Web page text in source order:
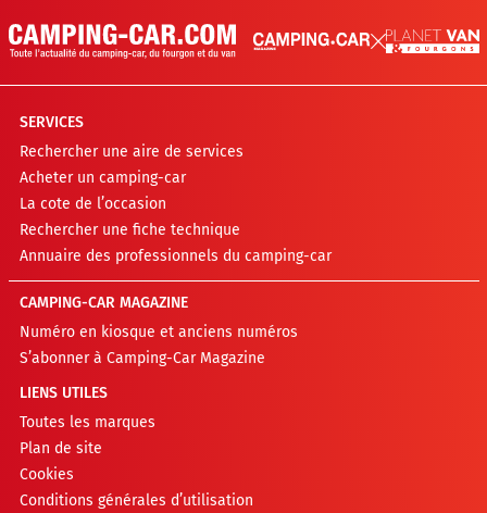
SERVICES
Rechercher une aire de services
Acheter un camping-car
La cote de l’occasion
Rechercher une fiche technique
Annuaire des professionnels du camping-car
CAMPING-CAR MAGAZINE
Numéro en kiosque et anciens numéros
S’abonner à Camping-Car Magazine
LIENS UTILES
Toutes les marques
Plan de site
Cookies
Conditions générales d’utilisation